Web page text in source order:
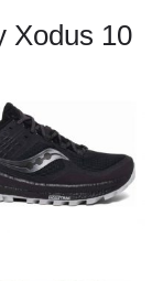
Xodus 10